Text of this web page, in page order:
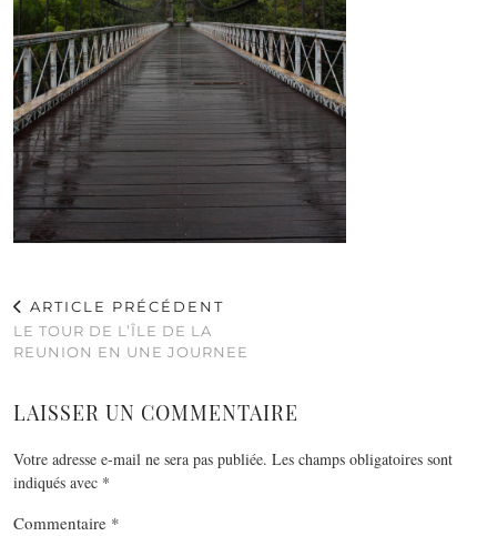
ARTICLE PRÉCÉDENT
LE TOUR DE L’ÎLE DE LA
REUNION EN UNE JOURNEE
LAISSER UN COMMENTAIRE
Votre adresse e-mail ne sera pas publiée. Les champs obligatoires sont
indiqués avec *
Commentaire *